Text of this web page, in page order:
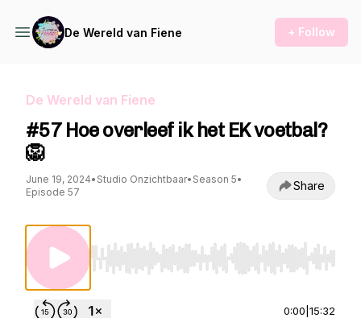
De Wereld van Fiene + Follow
De Wereld van Fiene
#57 Hoe overleef ik het EK voetbal?
🦁
June 19, 2024• Studio Onzichtbaar• Season 5•
Episode 57
Share
Use Left/Right to seek, Home/End to jump
0:00 15:32